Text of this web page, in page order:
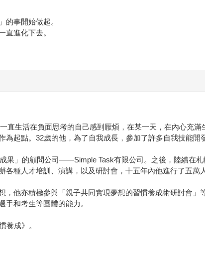
的事開始做起。
直進化下去。
直生活在負面思考的自己感到厭煩，在某一天，在內心充
起點。32歲的他，為了自我成長，參加了許多自我技能開
果」的顧問公司——Simple Task有限公司。之後，陸續在
種人才培訓、演講，以及研討會，十五年內他進行了五萬
，他亦積極參與「親子共同實現夢想的習慣養成術研討會
手和考生等團體的能力。
養成》。